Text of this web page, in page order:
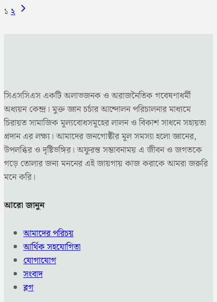
Page
১২ Next
সিএসসিএস একটি অলাভজনক ও অরাজনৈতিক গবেষণাধর্মী
অধ্যয়ন কেন্দ্র। মুক্ত জ্ঞান চর্চার আন্দোলন পরিচালনার মাধ্যমে
চিরায়ত সামাজিক মূল্যবোধসমূহের লালন ও বিকাশ সাধনে সহায়তা
প্রদান এর লক্ষ্য। আমাদের জনগোষ্ঠীর মূল সমস্যা হলো জ্ঞানের,
উপলব্ধির ও দৃষ্টিভঙ্গির। অফুরন্ত সম্ভাবনাময় এ জীবন ও জগতকে
গড়ে তোলার জন্য মননের এই জায়গায় কাজ করাকে আমরা জরুরি
মনে করি।
আরো জানুন
আমাদের পরিচয়
আর্থিক সহযোগিতা
যোগাযোগ
সংবাদ
ব্লগ